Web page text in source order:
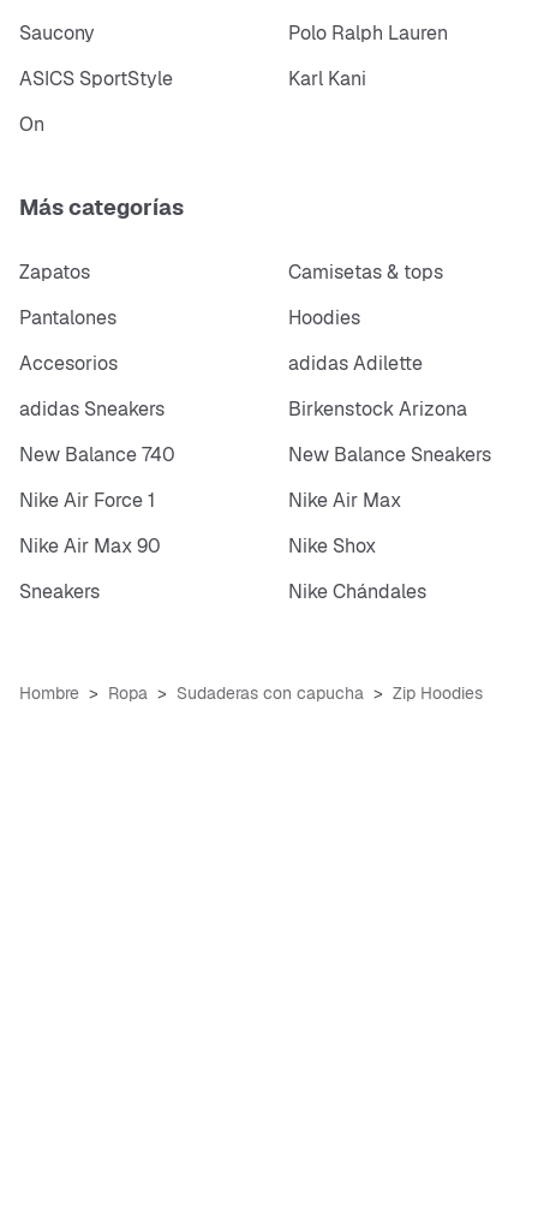
Saucony
Polo Ralph Lauren
ASICS SportStyle
Karl Kani
On
Más categorías
Zapatos
Camisetas & tops
Pantalones
Hoodies
Accesorios
adidas Adilette
adidas Sneakers
Birkenstock Arizona
New Balance 740
New Balance Sneakers
Nike Air Force 1
Nike Air Max
Nike Air Max 90
Nike Shox
Sneakers
Nike Chándales
Hombre Ropa Sudaderas con capucha Zip Hoodies